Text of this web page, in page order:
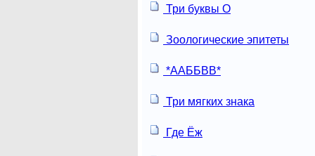
Три буквы О
Зоологические эпитеты
*ААББВВ*
Три мягких знака
Где Ёж